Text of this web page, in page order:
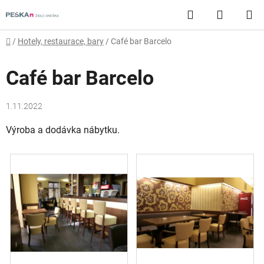
na
obsah
Hledat
KOŠÍK
Domů
/ Hotely, restaurace, bary / Café bar Barcelo
Café bar Barcelo
1.11.2022
Výroba a dodávka nábytku.